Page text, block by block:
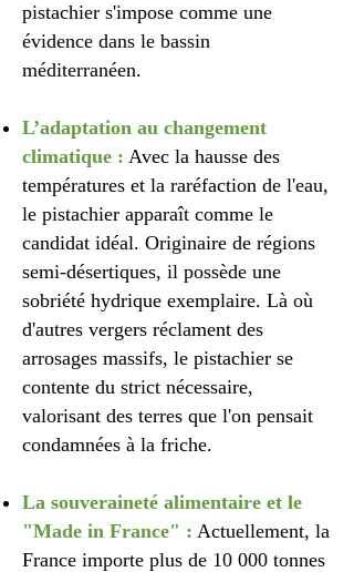
pistachier s'impose comme une
évidence dans le bassin
méditerranéen.
L’adaptation au changement
climatique : Avec la hausse des
températures et la raréfaction de l'eau,
le pistachier apparaît comme le
candidat idéal. Originaire de régions
semi-désertiques, il possède une
sobriété hydrique exemplaire. Là où
d'autres vergers réclament des
arrosages massifs, le pistachier se
contente du strict nécessaire,
valorisant des terres que l'on pensait
condamnées à la friche.
La souveraineté alimentaire et le
"Made in France" : Actuellement, la
France importe plus de 10 000 tonnes